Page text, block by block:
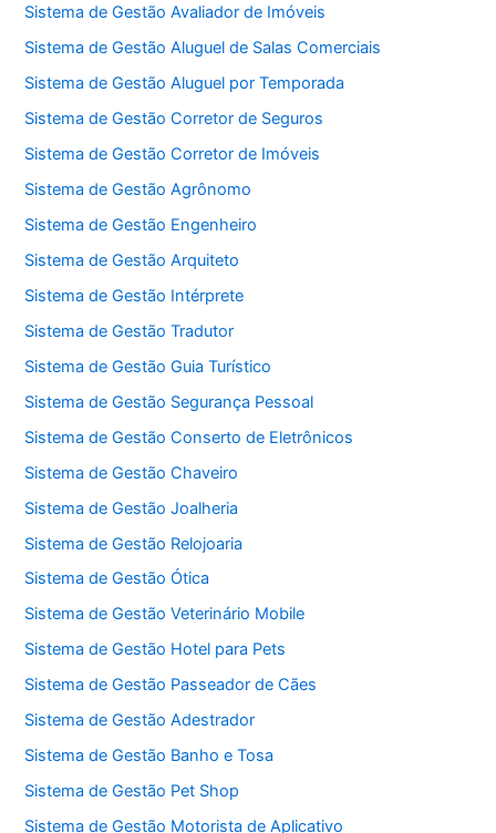
Sistema de Gestão Avaliador de Imóveis
Sistema de Gestão Aluguel de Salas Comerciais
Sistema de Gestão Aluguel por Temporada
Sistema de Gestão Corretor de Seguros
Sistema de Gestão Corretor de Imóveis
Sistema de Gestão Agrônomo
Sistema de Gestão Engenheiro
Sistema de Gestão Arquiteto
Sistema de Gestão Intérprete
Sistema de Gestão Tradutor
Sistema de Gestão Guia Turístico
Sistema de Gestão Segurança Pessoal
Sistema de Gestão Conserto de Eletrônicos
Sistema de Gestão Chaveiro
Sistema de Gestão Joalheria
Sistema de Gestão Relojoaria
Sistema de Gestão Ótica
Sistema de Gestão Veterinário Mobile
Sistema de Gestão Hotel para Pets
Sistema de Gestão Passeador de Cães
Sistema de Gestão Adestrador
Sistema de Gestão Banho e Tosa
Sistema de Gestão Pet Shop
Sistema de Gestão Motorista de Aplicativo